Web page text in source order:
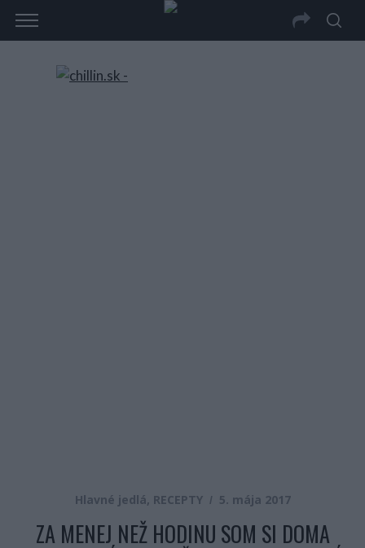
Hlavné jedlá, RECEPTY 5. mája 2017
ZA MENEJ NEŽ HODINU SOM SI DOMA